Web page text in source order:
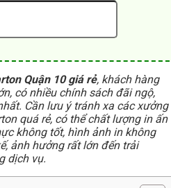
Quận 10 giá rẻ, khách hàng
có nhiều chính sách đãi ngộ,
Cần lưu ý tránh xa các xưởng
quá rẻ, có thể chất lượng in ấn
không tốt, hình ảnh in không
ảnh hưởng rất lớn đến trải
dịch vụ.